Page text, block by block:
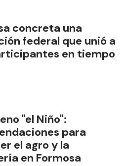
concreta una
federal que unió a
en tiempo
"el Niño":
para
el agro y la
en Formosa